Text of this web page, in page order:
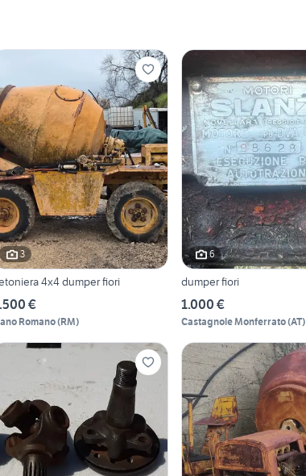
3
4x4 dumper fiori
€
Romano(RM)
6
dumper fiori
1.000 €
Castagnole Monferrato(AT)